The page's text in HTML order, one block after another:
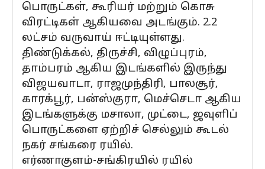
பொருட்கள், கூரியர் மற்றும் கொசு
விரட்டிகள் ஆகியவை அடங்கும். 2.2
லட்சம் வருவாய் ஈட்டியுள்ளது.
திண்டுக்கல், திருச்சி, விழுப்புரம்,
தாம்பரம் ஆகிய இடங்களில் இருந்து
விஜயவாடா, ராஜமுந்திரி, பாலசூர்,
காரக்பூர், பன்ஸ்குரா, மெச்செடா ஆகிய
இடங்களுக்கு மசாலா, முட்டை, ஜவுளிப்
பொருட்களை ஏற்றிச் செல்லும் கூடல்
நகர் சங்கரை ரயில்.
எர்ணாகுளம்-சங்கிரயில் ரயில்